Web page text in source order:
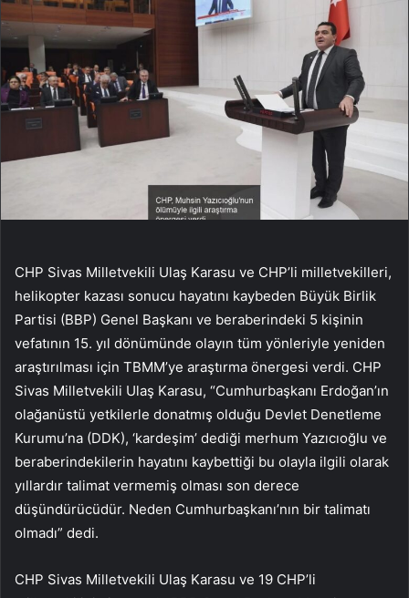
CHP Sivas Milletvekili Ulaş Karasu ve CHP’li milletvekilleri,
helikopter kazası sonucu hayatını kaybeden Büyük Birlik
Partisi (BBP) Genel Başkanı ve beraberindeki 5 kişinin
vefatının 15. yıl dönümünde olayın tüm yönleriyle yeniden
araştırılması için TBMM’ye araştırma önergesi verdi. CHP
Sivas Milletvekili Ulaş Karasu, “Cumhurbaşkanı Erdoğan’ın
olağanüstü yetkilerle donatmış olduğu Devlet Denetleme
Kurumu’na (DDK), ‘kardeşim’ dediği merhum Yazıcıoğlu ve
beraberindekilerin hayatını kaybettiği bu olayla ilgili olarak
yıllardır talimat vermemiş olması son derece
düşündürücüdür. Neden Cumhurbaşkanı’nın bir talimatı
olmadı” dedi.
CHP Sivas Milletvekili Ulaş Karasu ve 19 CHP’li